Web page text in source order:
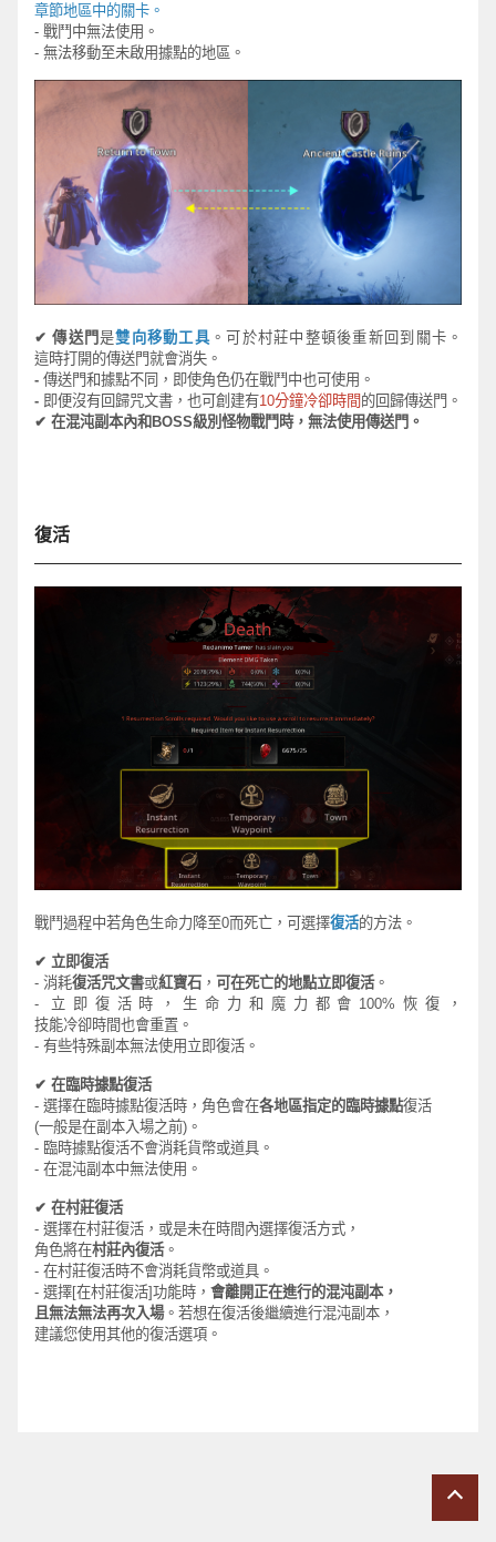
章節地區中的關卡。
- 戰鬥 中無法使用 。
- 無法移動至未啟用據點的地區。
✔ 傳送門是雙向移動工具 。可 於村莊中整頓後重新回到 關卡 。
這時打開的傳送門就會消失。
- 傳送門和據點不同， 即使角色仍在戰鬥 中也可使用。
- 即便沒有回歸咒文書 ，也可創建有10分鐘冷卻時間的回歸傳送門。
✔ 在混沌副本內和 BOSS級別怪物戰鬥 時， 無法使用傳送門。
復活
戰鬥過程中若角色生命力降至0而死亡，可選擇復活的方法。
✔ 立即復活
- 消耗復活咒文書或紅寶石 ， 可在死亡的地點立即復活。
- 立即復活時，生命力和魔力都會 100% 恢復，
技能冷卻時間也會重置。
- 有些特殊副本無法使用立即復活。
✔ 在臨時據點復活
- 選擇在臨時據點復活時，角色會在各地區指定的臨時據點復活
(一般是在副本 入場之前) 。
- 臨時據點復活不會消耗貨幣或道具。
- 在混沌副本中無法使用。
✔ 在村莊復活
- 選擇在村莊復活，或是未在時間內選擇復活方式，
角色將在村莊內復活。
- 在村莊復活時不會消耗貨幣或道具。
- 選擇[在村莊復活]功能時， 會離開正在進行的混沌副本，
且無法無法再次入場。若想在復活後繼續進行混沌副本，
建議您使用其他的復活選項。